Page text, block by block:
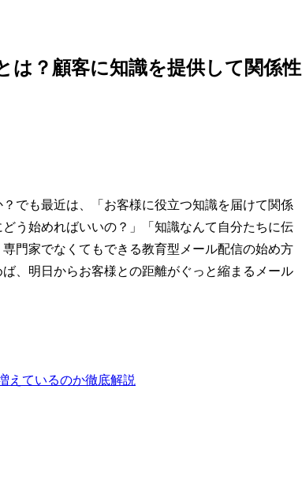
は？顧客に知識を提供して関係性
でも最近は、「お客様に役立つ知識を届けて関係
う始めればいいの？」「知識なんて自分たちに伝
門家でなくてもできる教育型メール配信の始め方
、明日からお客様との距離がぐっと縮まるメール
えているのか徹底解説